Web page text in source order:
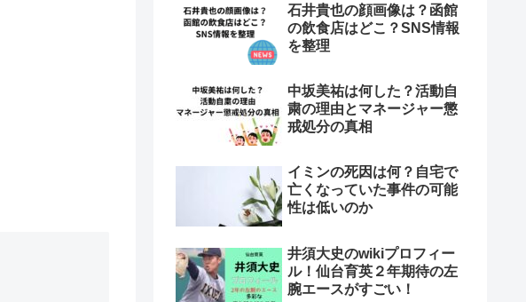
石井貴也の顔画像は？函館
の飲食店はどこ？SNS情報
を整理
中坂美祐は何した？活動自
粛の理由とマネージャー懲
戒処分の真相
イミンの死因は何？自宅で
亡くなっていた事件の可能
性は低いのか
井須大史のwikiプロフィー
ル！仙台育英２年期待の左
腕エースがすごい！